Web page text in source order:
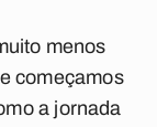
menos
começamos
a jornada